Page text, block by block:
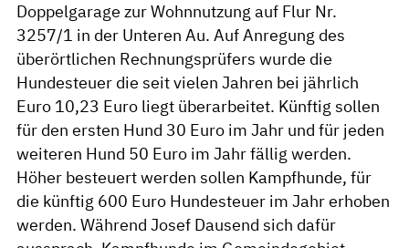
Doppelgarage zur Wohnnutzung auf Flur Nr.
3257/1 in der Unteren Au. Auf Anregung des
überörtlichen Rechnungsprüfers wurde die
Hundesteuer die seit vielen Jahren bei jährlich
Euro 10,23 Euro liegt überarbeitet. Künftig sollen
für den ersten Hund 30 Euro im Jahr und für jeden
weiteren Hund 50 Euro im Jahr fällig werden.
Höher besteuert werden sollen Kampfhunde, für
die künftig 600 Euro Hundesteuer im Jahr erhoben
werden. Während Josef Dausend sich dafür